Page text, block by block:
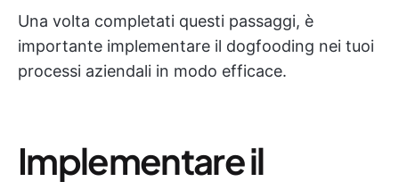
Una volta completati questi passaggi, è
importante implementare il dogfooding nei tuoi
processi aziendali in modo efficace.
Implementare il